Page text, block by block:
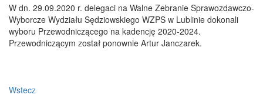
W dn. 29.09.2020 r. delegaci na Walne Zebranie Sprawozdawczo-
Wyborcze Wydziału Sędziowskiego WZPS w Lublinie dokonali
wyboru Przewodniczącego na kadencję 2020-2024.
Przewodniczącym został ponownie Artur Janczarek.
Wstecz